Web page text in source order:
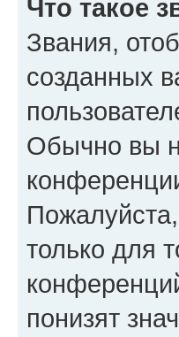
Что такое
Звания,
созданных
Обычно вы
только для
понизят